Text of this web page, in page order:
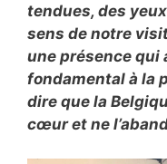
tendues, des
sens de notre
une présence qui
fondamental à la
dire que la
cœur et ne